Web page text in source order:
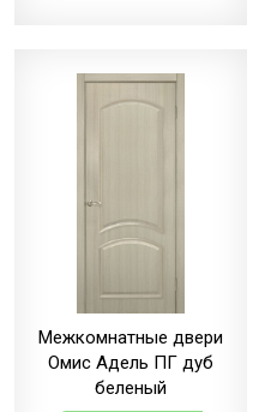
Межкомнатные двери
Омис Адель ПГ дуб
беленый